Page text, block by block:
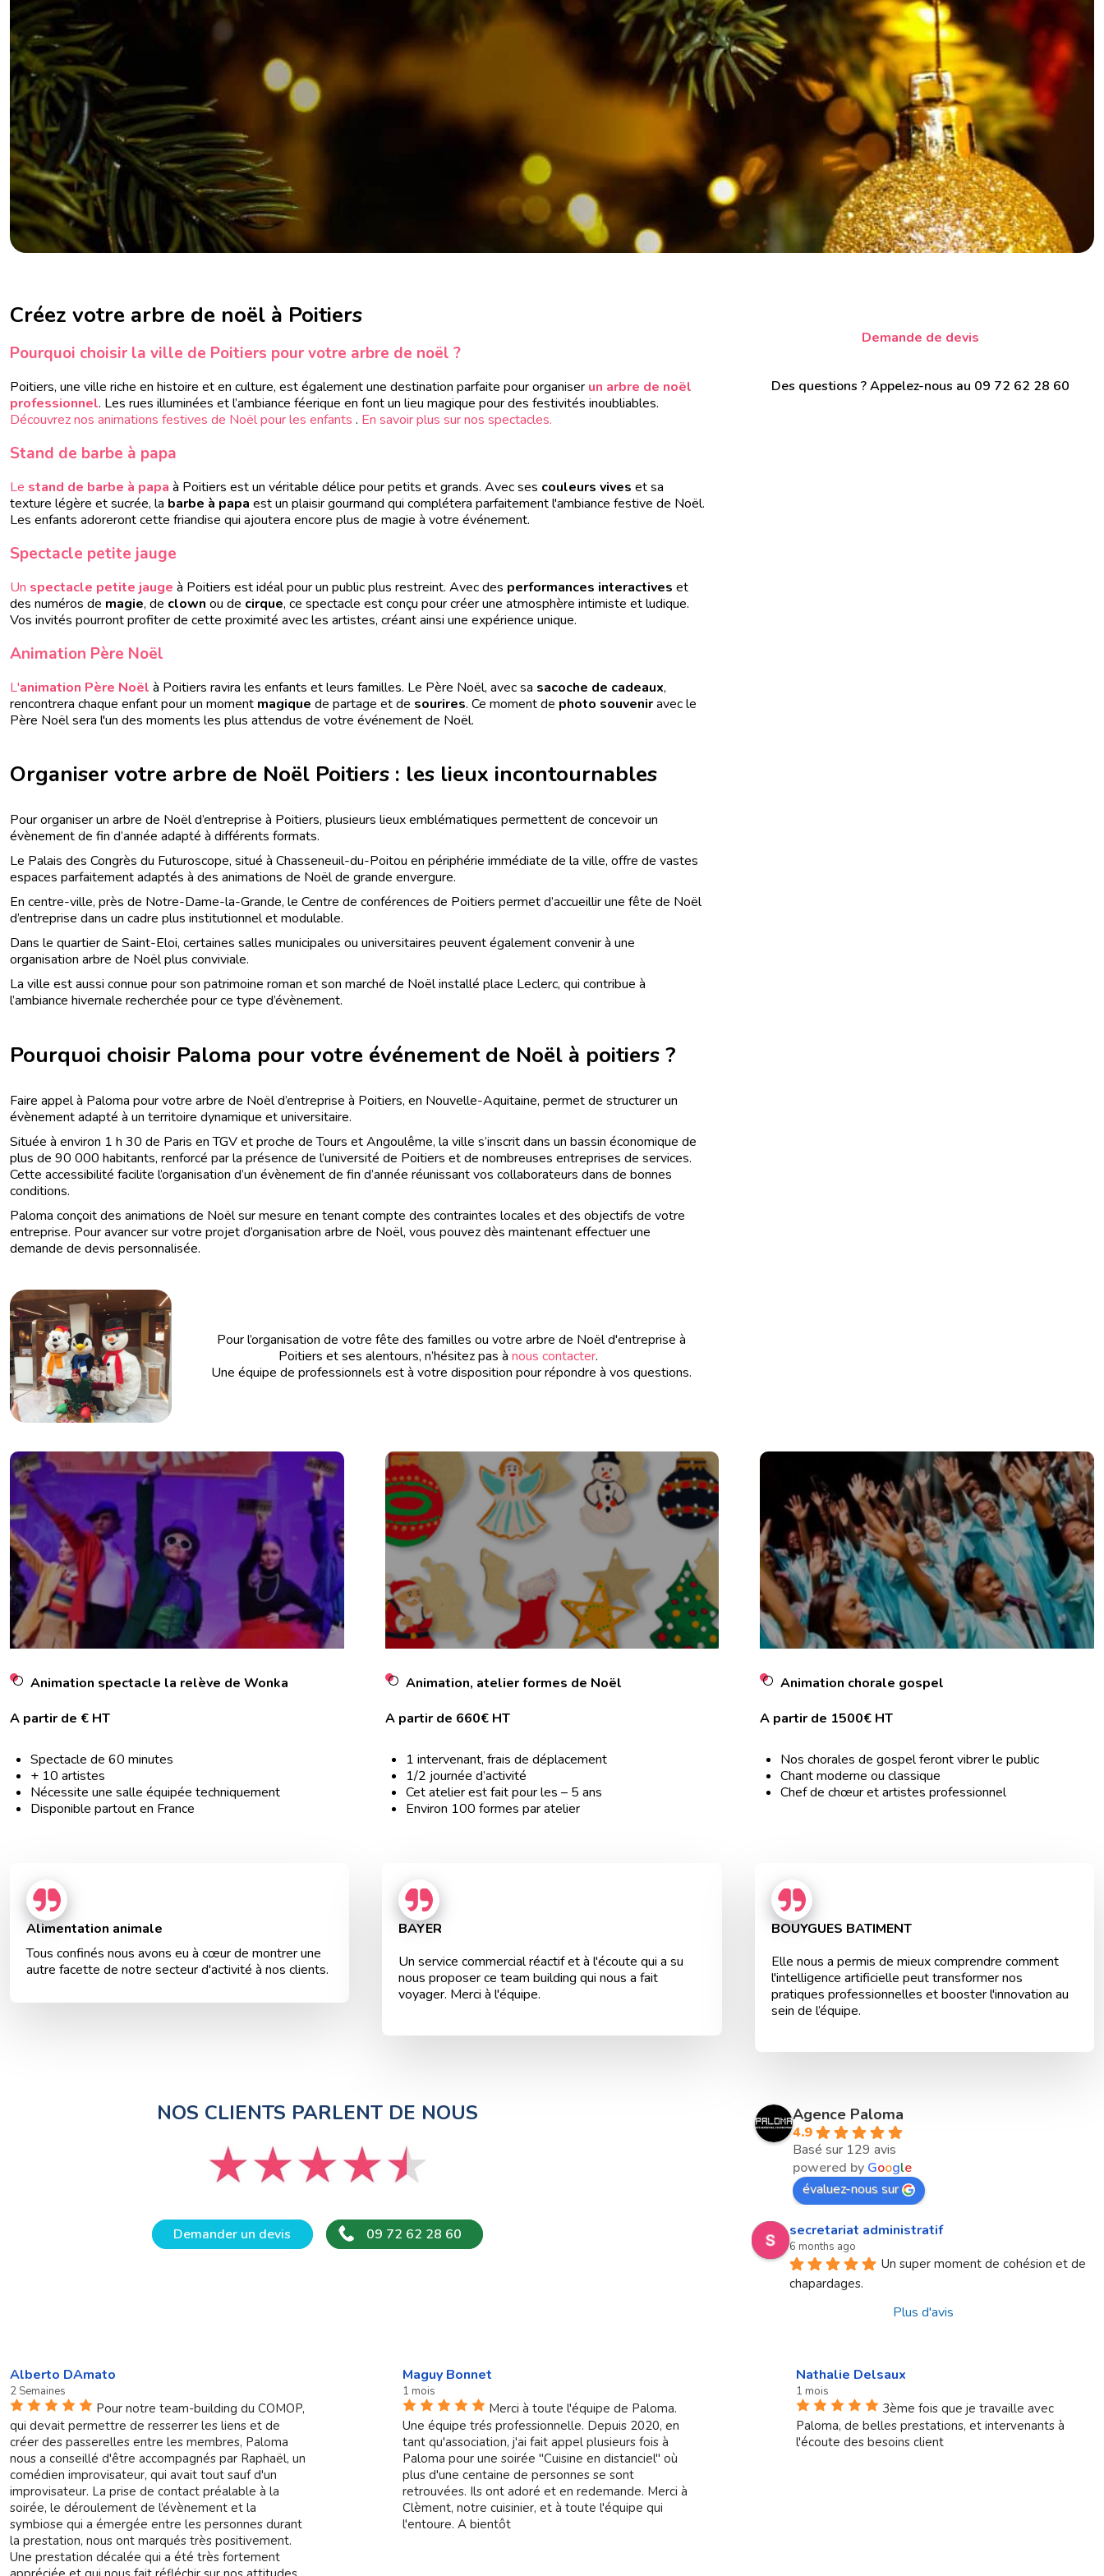
Séminaire Strasbourg
Créez votre arbre de noël à Poitiers
Pourquoi choisir la ville de Poitiers pour votre arbre de noël ?
Poitiers, une ville riche en histoire et en culture, est également une destination parfaite pour organiser un arbre de noël
professionnel. Les rues illuminées et l’ambiance féerique en font un lieu magique pour des festivités inoubliables.
Découvrez nos animations festives de Noël pour les enfants . En savoir plus sur nos spectacles.
Stand de barbe à papa
Le stand de barbe à papa à Poitiers est un véritable délice pour petits et grands. Avec ses couleurs vives et sa
texture légère et sucrée, la barbe à papa est un plaisir gourmand qui complétera parfaitement l'ambiance festive de Noël.
Les enfants adoreront cette friandise qui ajoutera encore plus de magie à votre événement.
Spectacle petite jauge
Un spectacle petite jauge à Poitiers est idéal pour un public plus restreint. Avec des performances interactives et
des numéros de magie, de clown ou de cirque, ce spectacle est conçu pour créer une atmosphère intimiste et ludique.
Vos invités pourront profiter de cette proximité avec les artistes, créant ainsi une expérience unique.
Animation Père Noël
L'animation Père Noël à Poitiers ravira les enfants et leurs familles. Le Père Noël, avec sa sacoche de cadeaux,
rencontrera chaque enfant pour un moment magique de partage et de sourires. Ce moment de photo souveniravec le
Père Noël sera l'un des moments les plus attendus de votre événement de Noël.
Organiser votre arbre de Noël Poitiers : les lieux incontournables
Pour organiser un arbre de Noël d’entreprise à Poitiers, plusieurs lieux emblématiques permettent de concevoir un
évènement de fin d’année adapté à différents formats.
Le Palais des Congrès du Futuroscope, situé à Chasseneuil-du-Poitou en périphérie immédiate de la ville, offre de vastes
espaces parfaitement adaptés à des animations de Noël de grande envergure.
En centre-ville, près de Notre-Dame-la-Grande, le Centre de conférences de Poitiers permet d’accueillir une fête de Noël
d’entreprise dans un cadre plus institutionnel et modulable.
Dans le quartier de Saint-Eloi, certaines salles municipales ou universitaires peuvent également convenir à une
organisation arbre de Noël plus conviviale.
La ville est aussi connue pour son patrimoine roman et son marché de Noël installé place Leclerc, qui contribue à
l’ambiance hivernale recherchée pour ce type d’évènement.
Pourquoi choisir Paloma pour votre événement de Noël à poitiers ?
Faire appel à Paloma pour votre arbre de Noël d’entreprise à Poitiers, en Nouvelle-Aquitaine, permet de structurer un
évènement adapté à un territoire dynamique et universitaire.
Située à environ 1 h 30 de Paris en TGV et proche de Tours et Angoulême, la ville s’inscrit dans un bassin économique de
plus de 90 000 habitants, renforcé par la présence de l’université de Poitiers et de nombreuses entreprises de services.
Cette accessibilité facilite l’organisation d’un évènement de fin d’année réunissant vos collaborateurs dans de bonnes
conditions.
Paloma conçoit des animations de Noël sur mesure en tenant compte des contraintes locales et des objectifs de votre
entreprise. Pour avancer sur votre projet d’organisation arbre de Noël, vous pouvez dès maintenant effectuer une
demande de devis personnalisée.
Pour l’organisation de votre fête des familles ou votre arbre de Noël d'entreprise à
Poitiers et ses alentours, n’hésitez pas à nous contacter.
Une équipe de professionnels est à votre disposition pour répondre à vos questions.
Demande de devis
Des questions ? Appelez-nous au 09 72 62 28 60
Animation spectacle la relève de Wonka
A partir de € HT
Spectacle de 60 minutes
+ 10 artistes
Nécessite une salle équipée techniquement
Disponible partout en France
Animation, atelier formes de Noël
A partir de 660€ HT
1 intervenant, frais de déplacement
1/2 journée d’activité
Cet atelier est fait pour les – 5 ans
Environ 100 formes par atelier
Animation chorale gospel
A partir de 1500€ HT
Nos chorales de gospel feront vibrer le public
Chant moderne ou classique
Chef de chœur et artistes professionnel
Alimentation animale
Tous confinés nous avons eu à cœur de montrer une
autre facette de notre secteur d'activité à nos clients.
BAYER
Un service commercial réactif et à l'écoute qui a su
nous proposer ce team building qui nous a fait
voyager. Merci à l'équipe.
BOUYGUES BATIMENT
Elle nous a permis de mieux comprendre comment
l'intelligence artificielle peut transformer nos
pratiques professionnelles et booster l'innovation au
sein de l’équipe.
NOS CLIENTS PARLENT DE NOUS
Demander un devis 09 72 62 28 60
Agence Paloma
4.9
Basé sur 129 avis
powered by Google
évaluez-nous sur
secretariat administratif
6 months ago
Un super moment de cohésion et de
chapardages.
Plus d'avis
Alberto DAmato
2 Semaines
Pour notre team-building du COMOP,
qui devait permettre de resserrer les liens et de
créer des passerelles entre les membres, Paloma
nous a conseillé d'être accompagnés par Raphaël, un
comédien improvisateur, qui avait tout sauf d'un
improvisateur. La prise de contact préalable à la
soirée, le déroulement de l’évènement et la
symbiose qui a émergée entre les personnes durant
la prestation, nous ont marqués très positivement.
Une prestation décalée qui a été très fortement
Maguy Bonnet
1 mois
Merci à toute l'équipe de Paloma.
Une équipe trés professionnelle. Depuis 2020, en
tant qu'association, j'ai fait appel plusieurs fois à
Paloma pour une soirée "Cuisine en distanciel" où
plus d'une centaine de personnes se sont
retrouvées. Ils ont adoré et en redemande. Merci à
Clèment, notre cuisinier, et à toute l'équipe qui
l'entoure. A bientôt
Nathalie Delsaux
1 mois
3ème fois que je travaille avec
Paloma, de belles prestations, et intervenants à
l'écoute des besoins client